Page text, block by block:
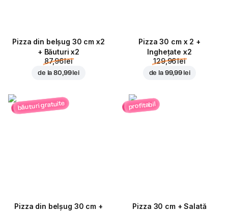
Pizza din belșug 30 cm x2
+ Băuturi x2
87,96 lei
de la80,99 lei
Pizza 30 cm x 2 +
Inghețate x2
129,96 lei
de la 99,99 lei
băuturi gratuite
Pizza din belșug 30 cm +
profitabil
Pizza 30 cm + Salată